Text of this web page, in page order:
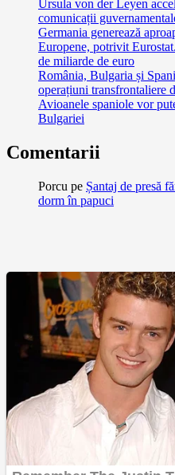
Ursula von der Leyen
comunicații
Germania generează
Europene, potrivit
de miliarde de euro
România, Bulgaria și
operațiuni transfrontaliere
Avioanele spaniole vor
Bulgariei
Comentarii
Porcu pe Șantaj de presă
dorm în papuci